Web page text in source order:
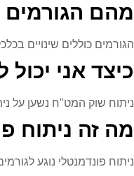
מהם
הגורמים כוללים שינויים
כיצד אני
ניתוח שוק המט"ח נשען על
מה זה ניתוח
ניתוח פונדמנטלי נוגע